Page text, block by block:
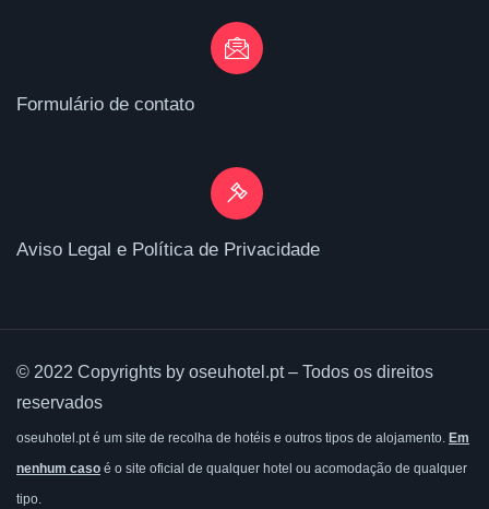
Formulário de contato
Aviso Legal e Política de Privacidade
© 2022 Copyrights by oseuhotel.pt – Todos os direitos
reservados
oseuhotel.pt é um site de recolha de hotéis e outros tipos de alojamento. Em
nenhum caso é o site oficial de qualquer hotel ou acomodação de qualquer
tipo.